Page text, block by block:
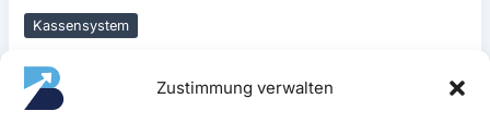
Zustimmung verwalten
Kassensystem
Test:
Funktionen,
TSE
Kassensystem